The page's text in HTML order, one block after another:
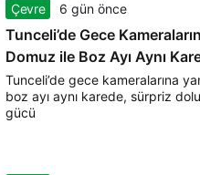
Çevre 6 gün önce
Tunceli’de Gece
Domuz ile Boz Ayı Aynı
Tunceli’de gece kameralarına
boz ayı aynı karede, sürpriz
gücü